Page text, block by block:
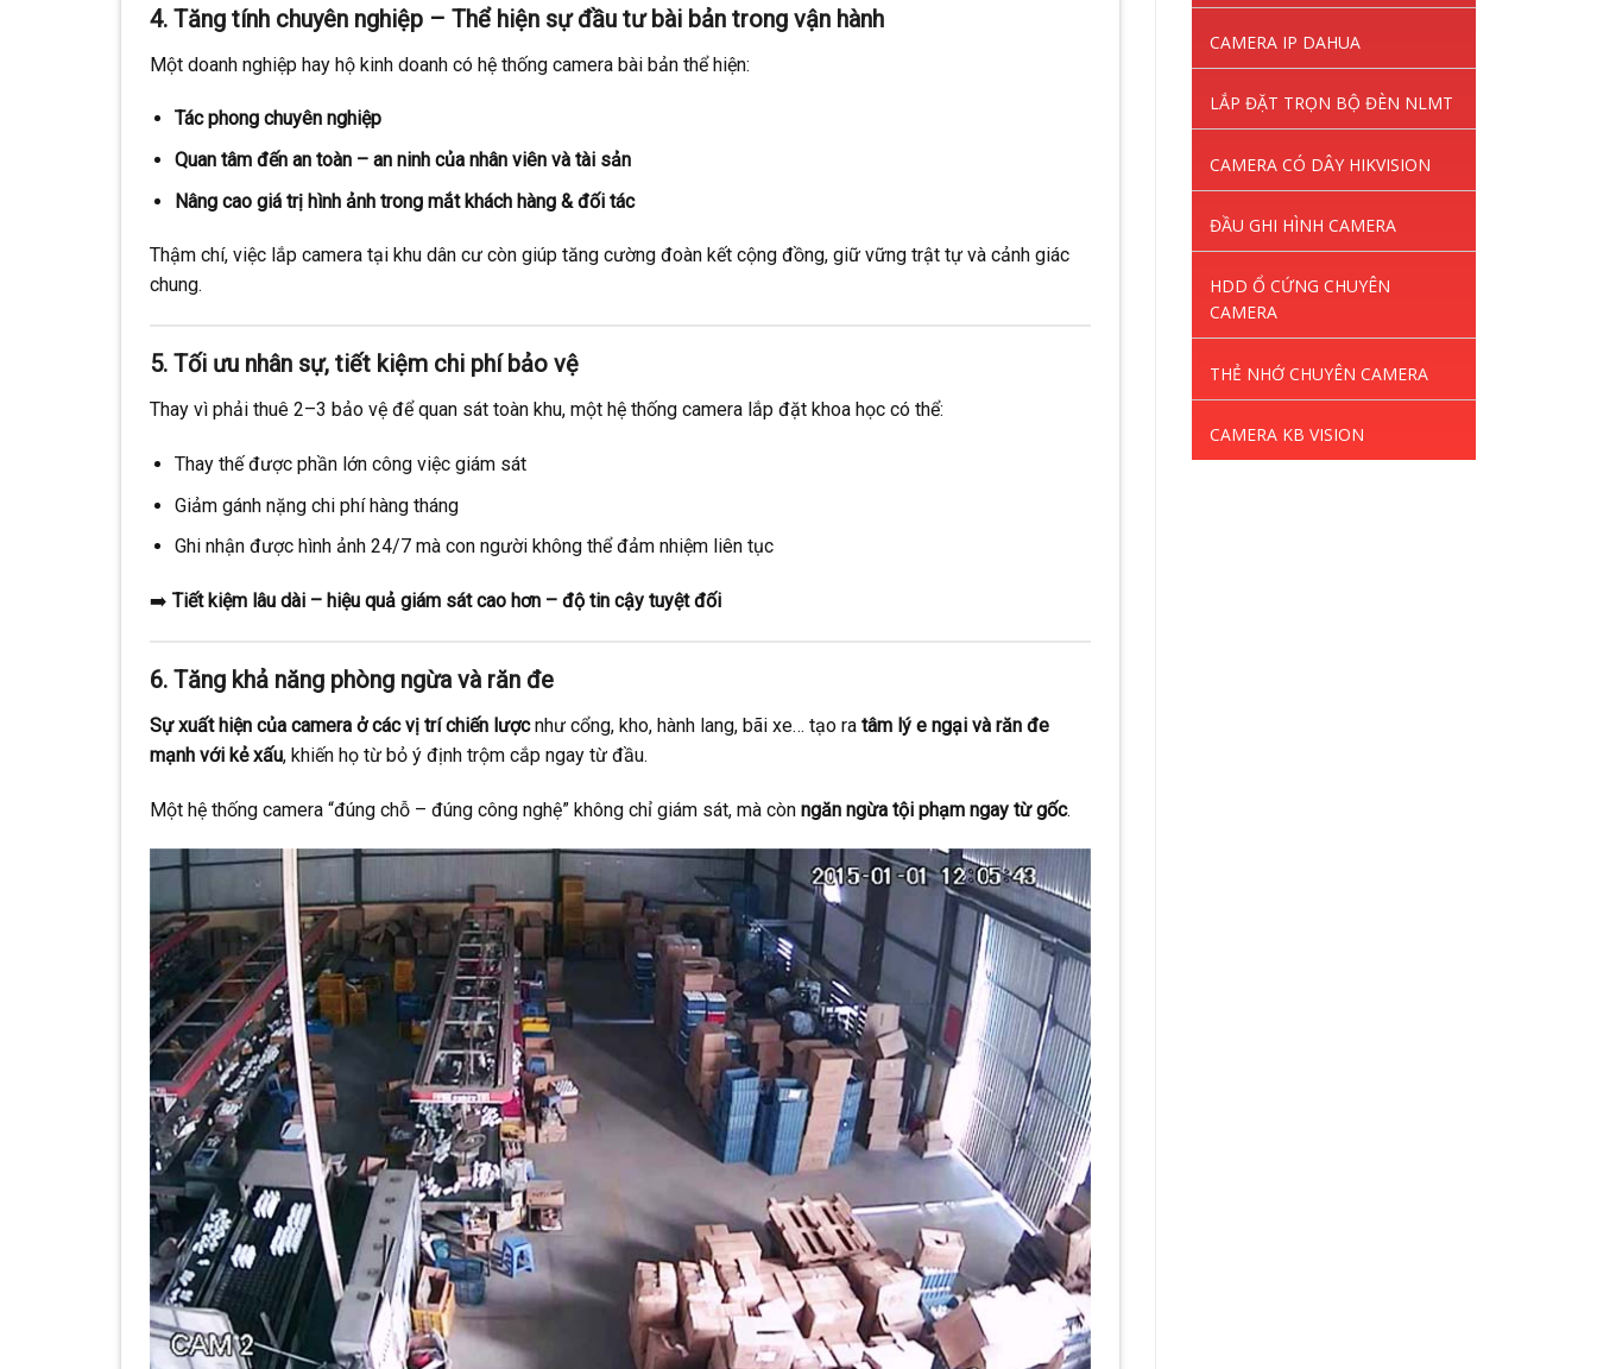
4. Tăng tính chuyên nghiệp – Thể hiện sự đầu tư bài bản trong vận hành
Một doanh nghiệp hay hộ kinh doanh có hệ thống camera bài bản thể hiện:
Tác phong chuyên nghiệp
Quan tâm đến an toàn – an ninh của nhân viên và tài sản
Nâng cao giá trị hình ảnh trong mắt khách hàng & đối tác
Thậm chí, việc lắp camera tại khu dân cư còn giúp tăng cường đoàn kết cộng đồng, giữ vững trật tự và cảnh giác
chung.
5. Tối ưu nhân sự, tiết kiệm chi phí bảo vệ
Thay vì phải thuê 2–3 bảo vệ để quan sát toàn khu, một hệ thống camera lắp đặt khoa học có thể:
Thay thế được phần lớn công việc giám sát
Giảm gánh nặng chi phí hàng tháng
Ghi nhận được hình ảnh 24/7 mà con người không thể đảm nhiệm liên tục
➡️ Tiết kiệm lâu dài – hiệu quả giám sát cao hơn – độ tin cậy tuyệt đối
6. Tăng khả năng phòng ngừa và răn đe
Sự xuất hiện của camera ở các vị trí chiến lượcnhư cổng, kho, hành lang, bãi xe… tạo ra tâm lý e ngại và răn đe
mạnh với kẻ xấu, khiến họ từ bỏ ý định trộm cắp ngay từ đầu.
Một hệ thống camera “đúng chỗ – đúng công nghệ” không chỉ giám sát, mà còn ngăn ngừa tội phạm ngay từ gốc.
CAMERA IP DAHUA
LẮP ĐẶT TRỌN BỘ ĐÈN NLMT
CAMERA CÓ DÂY HIKVISION
ĐẦU GHI HÌNH CAMERA
HDD Ổ CỨNG CHUYÊN
CAMERA
THẺ NHỚ CHUYÊN CAMERA
CAMERA KB VISION